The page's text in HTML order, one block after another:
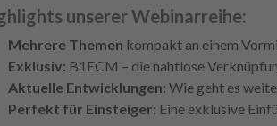
unserer Webinarreihe:
Mehrere Themen kompakt an einem
Exklusiv: B1ECM – die nahtlose
Aktuelle Entwicklungen: Wie geht es
Perfekt für Einsteiger: Eine exklusive